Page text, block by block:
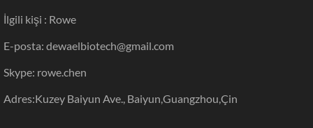
İlgili kişi : Rowe
E-posta: dewaelbiotech@gmail.com
Skype: rowe.chen
Adres:Kuzey Baiyun Ave., Baiyun,Guangzhou,Çin